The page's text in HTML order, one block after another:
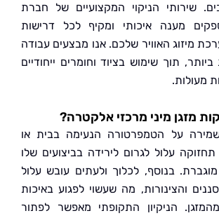
הניקוי המקצועיים של חברת
איכותי ומקיף לכל דרישות
שלכם. אנו מבצעים עבודה
שימוש בציוד וחומרים ייחודיים
מיני מרכזי אלקטרה?
הטמפרטורה הנעימה בבית או
לגרום לירידה בביצועים שלו
לכלוך ולעתים עובש עלול
מה שעשוי לפגוע באיכות
התקופתי מאפשר לפתור